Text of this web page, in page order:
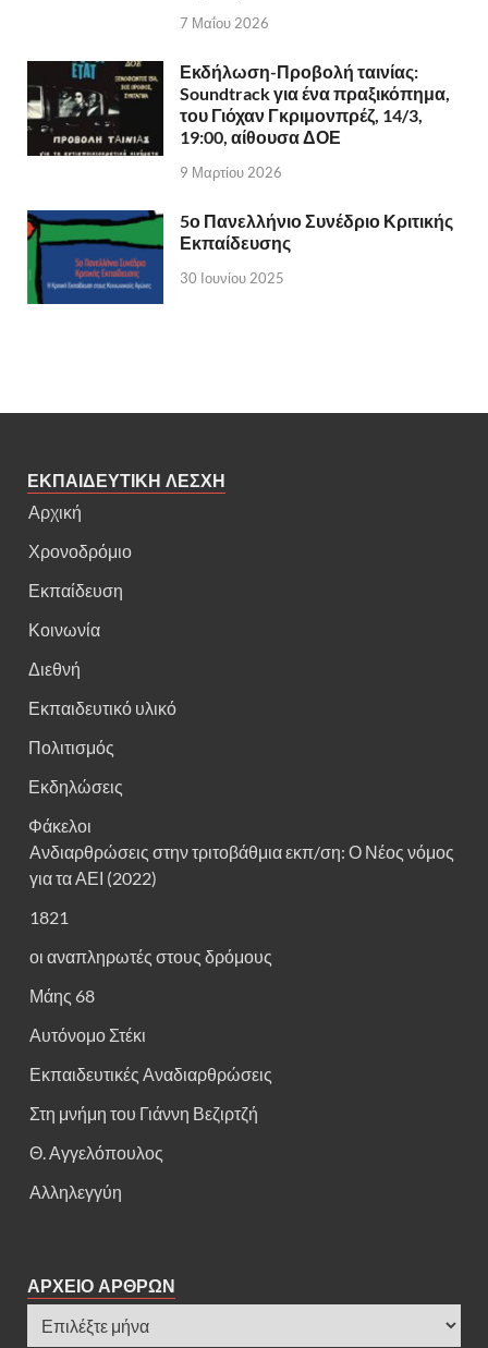
7 Μαΐου 2026
Εκδήλωση-Προβολή ταινίας:
Soundtrack για ένα πραξικόπημα,
του Γιόχαν Γκριμονπρέζ, 14/3,
19:00, αίθουσα ΔΟΕ
9 Μαρτίου 2026
5ο Πανελλήνιο Συνέδριο Κριτικής
Εκπαίδευσης
30 Ιουνίου 2025
ΕΚΠΑΙΔΕΥΤΙΚΗ ΛΕΣΧΗ
Αρχική
Χρονοδρόμιο
Εκπαίδευση
Κοινωνία
Διεθνή
Εκπαιδευτικό υλικό
Πολιτισμός
Εκδηλώσεις
Φάκελοι
Ανδιαρθρώσεις στην τριτοβάθμια εκπ/ση: Ο Νέος νόμος
για τα ΑΕΙ (2022)
1821
οι αναπληρωτές στους δρόμους
Μάης 68
Αυτόνομο Στέκι
Εκπαιδευτικές Αναδιαρθρώσεις
Στη μνήμη του Γιάννη Βεζιρτζή
Θ. Αγγελόπουλος
Αλληλεγγύη
ΑΡΧΕΙΟ ΑΡΘΡΩΝ